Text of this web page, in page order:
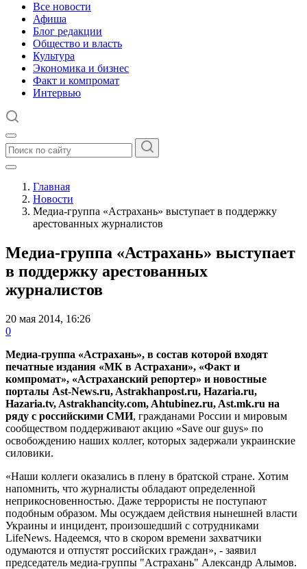
Все новости
Афиша
Блог редакции
Общество и власть
Культура
Экономика и бизнес
Факт и компромат
Интервью
Главная
Новости
Медиа-группа «Астрахань» выступает в поддержку
арестованных журналистов
Медиа-группа «Астрахань» выступает
в поддержку арестованных
журналистов
20 мая 2014, 16:26
0
Медиа-группа «Астрахань», в состав которой входят
печатные издания «МК в Астрахани», «Факт и
компромат», «Астраханский репортер» и новостные
порталы Ast-News.ru, Astrakhanpost.ru, Hazaria.ru,
Hazaria.tv, Astrakhancity.com, Ahtubinez.ru, Ast.mk.ru на
ряду с российскими СМИ, гражданами России и мировым
сообществом поддерживают акцию «Save our guys» по
освобождению наших коллег, которых задержали украинские
силовики.
«Наши коллеги оказались в плену в братской стране. Хотим
напомнить, что журналисты обладают определенной
неприкосновенностью. Даже террористы не поступают
подобным образом. Мы осуждаем действия нынешней власти
Украины и инцидент, произошедший с сотрудниками
LifeNews. Надеемся, что в скором времени захватчики
одумаются и отпустят российских граждан», - заявил
председатель медиа-группы "Астрахань" Александр Алымов.